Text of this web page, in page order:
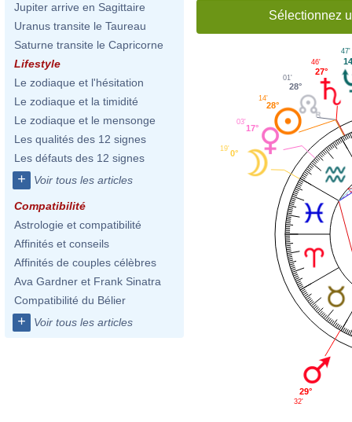
Jupiter arrive en Sagittaire
Uranus transite le Taureau
Saturne transite le Capricorne
Lifestyle
Le zodiaque et l'hésitation
Le zodiaque et la timidité
Le zodiaque et le mensonge
Les qualités des 12 signes
Les défauts des 12 signes
+ Voir tous les articles
Compatibilité
Astrologie et compatibilité
Affinités et conseils
Affinités de couples célèbres
Ava Gardner et Frank Sinatra
Compatibilité du Bélier
+ Voir tous les articles
Sélectionnez
47'
27°
46'
28°
01'
28°
14'
17°
03'
0°
19'
29°
32'